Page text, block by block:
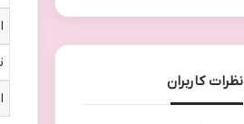
نظرات کاربران